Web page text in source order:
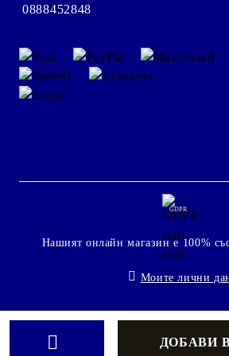
0888452848
GDPR
Нашият онлайн магазин е 100%
Моите лични